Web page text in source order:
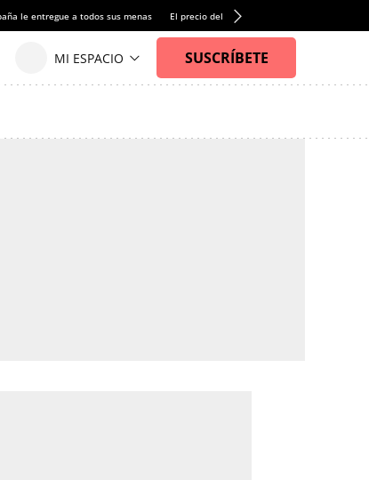
le entregue a todos sus menas El precio del alquiler de vivienda baja por